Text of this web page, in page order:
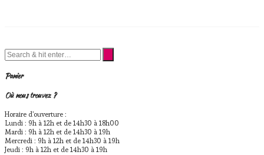
Panier
Où nous trouvez ?
Horaire d'ouverture :
Lundi : 9h à 12h et de 14h30 à 18h00
Mardi : 9h à 12h et de 14h30 à 19h
Mercredi : 9h à 12h et de 14h30 à 19h
Jeudi : 9h à 12h et de 14h30 à 19h